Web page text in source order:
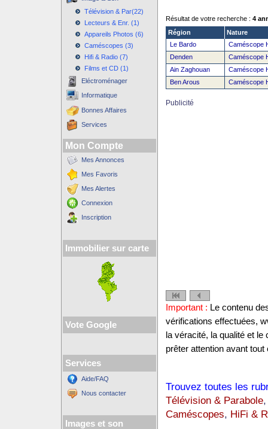
Télévision & Par(22)
Lecteurs & Enr. (1)
Appareils Photos (6)
Caméscopes (3)
Hifi & Radio (7)
Films et CD (1)
Eléctroménager
Informatique
Bonnes Affaires
Services
Mon Compte
Mes Annonces
Mes Favoris
Mes Alertes
Connexion
Inscription
Immobilier sur carte
Vote Google
Services
Aide/FAQ
Nous contacter
Images et son
Résultat de votre recherche : 4
Région
Nature
Le Bardo
Caméscope
Denden
Caméscope
Ain Zaghouan
Caméscope
Ben Arous
Caméscope
Publicité
Important : Le contenu
vérifications effectuées,
la véracité, la qualité et
prêter attention avant tout
Trouvez toutes les
Télévision & Parabole
Caméscopes, HiFi &